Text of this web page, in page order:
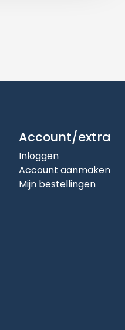
Account/extra
Inloggen
Account aanmaken
Mijn bestellingen